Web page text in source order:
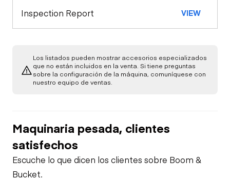
Brake Control
Limited Function
Check
Fuel System
Fuel Leaks
Cooling System
Leaks
Transmission
Check
Inspection Report VIEW
Los listados pueden mostrar accesorios especializados
que no están incluidos en la venta. Si tiene preguntas
sobre la configuración de la máquina, comuníquese con
nuestro equipo de ventas.
Maquinaria pesada, clientes
satisfechos
Escuche lo que dicen los clientes sobre Boom &
Bucket.